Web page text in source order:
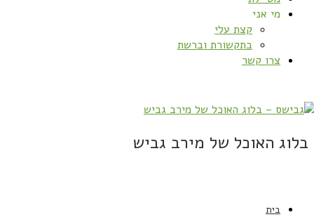
מי אני
קצת עלי
בתקשורת וברשת
צרו קשר
בלוג האוכל של מירב גביש
בית